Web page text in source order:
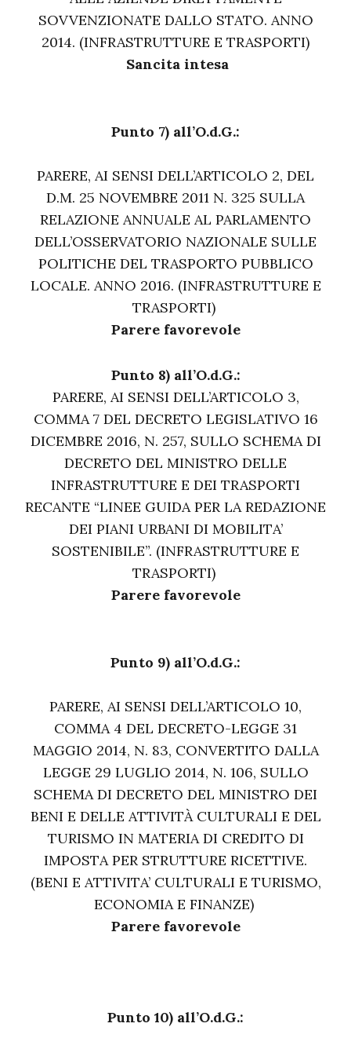
SOVVENZIONATE DALLO STATO. ANNO
2014. (INFRASTRUTTURE E TRASPORTI)
Sancita intesa
Punto 7) all’O.d.G.:
PARERE, AI SENSI DELL’ARTICOLO 2, DEL
D.M. 25 NOVEMBRE 2011 N. 325 SULLA
RELAZIONE ANNUALE AL PARLAMENTO
DELL’OSSERVATORIO NAZIONALE SULLE
POLITICHE DEL TRASPORTO PUBBLICO
LOCALE. ANNO 2016. (INFRASTRUTTURE E
TRASPORTI)
Parere favorevole
Punto 8) all’O.d.G.:
PARERE, AI SENSI DELL’ARTICOLO 3,
COMMA 7 DEL DECRETO LEGISLATIVO 16
DICEMBRE 2016, N. 257, SULLO SCHEMA DI
DECRETO DEL MINISTRO DELLE
INFRASTRUTTURE E DEI TRASPORTI
RECANTE “LINEE GUIDA PER LA REDAZIONE
DEI PIANI URBANI DI MOBILITA’
SOSTENIBILE”. (INFRASTRUTTURE E
TRASPORTI)
Parere favorevole
Punto 9) all’O.d.G.:
PARERE, AI SENSI DELL’ARTICOLO 10,
COMMA 4 DEL DECRETO-LEGGE 31
MAGGIO 2014, N. 83, CONVERTITO DALLA
LEGGE 29 LUGLIO 2014, N. 106, SULLO
SCHEMA DI DECRETO DEL MINISTRO DEI
BENI E DELLE ATTIVITÀ CULTURALI E DEL
TURISMO IN MATERIA DI CREDITO DI
IMPOSTA PER STRUTTURE RICETTIVE.
(BENI E ATTIVITA’ CULTURALI E TURISMO,
ECONOMIA E FINANZE)
Parere favorevole
Punto 10) all’O.d.G.: